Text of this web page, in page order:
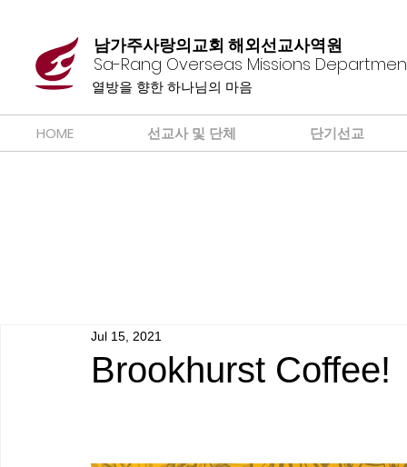
남가주사랑의교회 해외선교사역원
Sa-Rang Overseas Missions
​열방을 향한 하나님의 마음
HOME 선교사 및 단체 단기선교
Brookhurst Coffee!
Jul 15, 2021